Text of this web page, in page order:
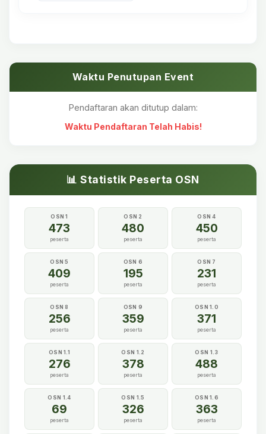
Waktu Penutupan Event
Pendaftaran akan ditutup dalam:
Waktu Pendaftaran Telah Habis!
📊 Statistik Peserta OSN
OSN 1
473
peserta
OSN 2
480
peserta
OSN 4
450
peserta
OSN 5
409
peserta
OSN 6
195
peserta
OSN 7
231
peserta
OSN 8
256
peserta
OSN 9
359
peserta
OSN 1.0
371
peserta
OSN 1.1
276
peserta
OSN 1.2
378
peserta
OSN 1.3
488
peserta
OSN 1.4
69
peserta
OSN 1.5
326
peserta
OSN 1.6
363
peserta